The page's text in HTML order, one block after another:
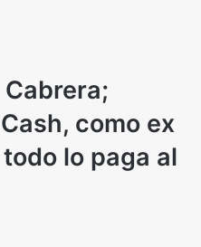
como ex
lo paga al